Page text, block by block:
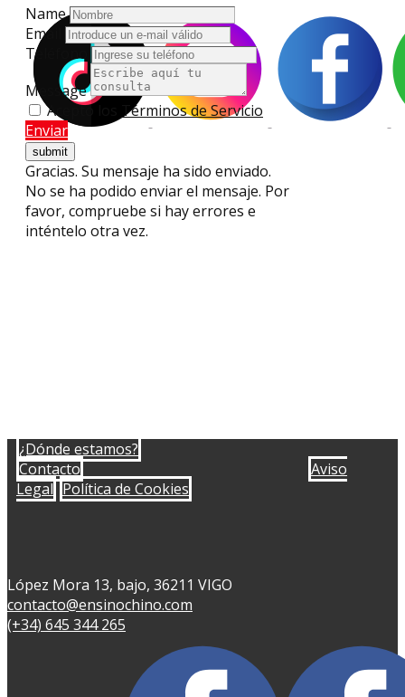
Name
Email
Teléfono
Message
Acepto los
Términos de Servicio
Enviar
Gracias. Su mensaje ha sido enviado.
No se ha podido enviar el mensaje. Por
favor, compruebe si hay errores e
inténtelo otra vez.
¿Dónde estamos?
Contacto
Aviso
Legal Política de Cookies
López Mora 13, bajo, 36211 VIGO
contacto@ensinochino.com
(+34) 645 344 265